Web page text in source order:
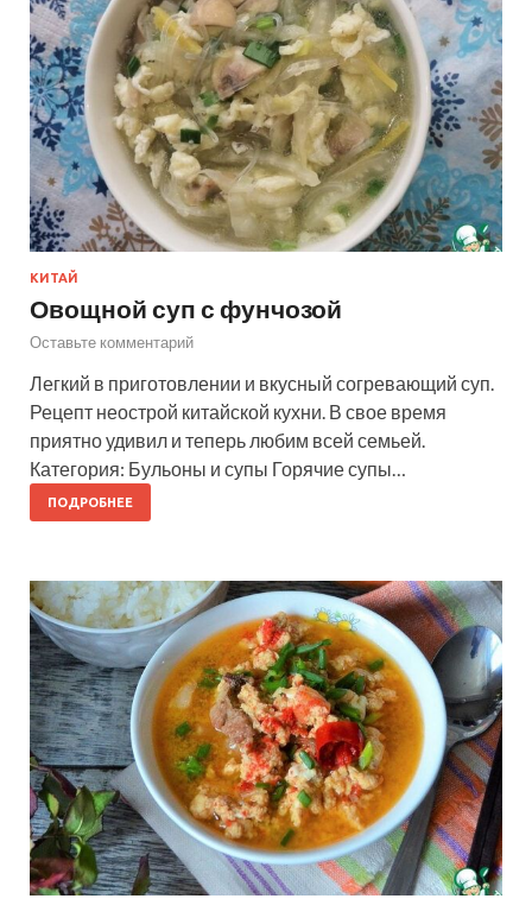
КИТАЙ
Овощной суп с фунчозой
Оставьте комментарий
Легкий в приготовлении и вкусный согревающий суп.
Рецепт неострой китайской кухни. В свое время
приятно удивил и теперь любим всей семьей.
Категория: Бульоны и супы Горячие супы…
ПОДРОБНЕЕ